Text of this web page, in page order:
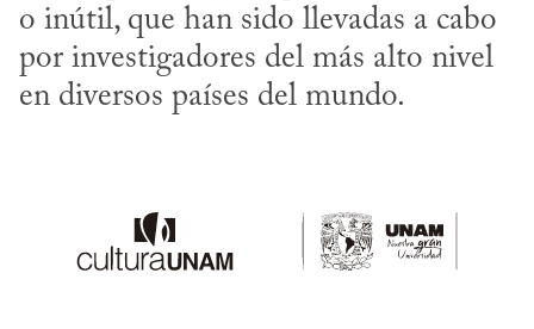
o inútil, que han sido llevadas a cabo
por investigadores del más alto nivel
en diversos países del mundo.